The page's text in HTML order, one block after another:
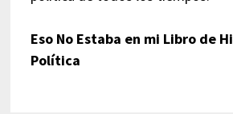
Eso No Estaba en mi Libro de
Política